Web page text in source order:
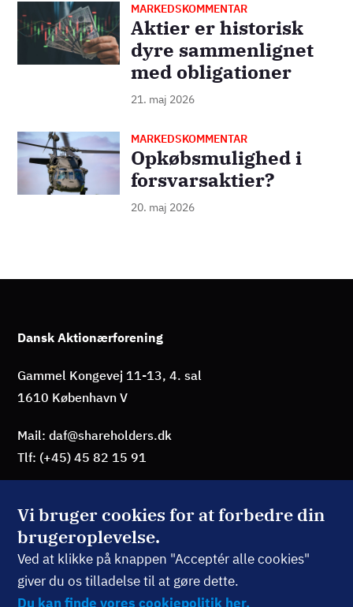
Vi bruger cookies for at forbedre din
brugeroplevelse.
Ved at klikke på knappen "Acceptér alle cookies"
giver du os tilladelse til at gøre dette.
Du kan finde vores cookiepolitik her.
Billede MARKEDSKOMMENTAR
Aktier er historisk
dyre sammenlignet
med obligationer
21. maj 2026
Billede MARKEDSKOMMENTAR
Opkøbsmulighed i
forsvarsaktier?
20. maj 2026
Dansk Aktionærforening
Gammel Kongevej 11-13, 4. sal
1610 København V
Mail: daf@shareholders.dk
Tlf: (+45) 45 82 15 91
BLIV MEDLEM
TILMELD NYHEDSBREV